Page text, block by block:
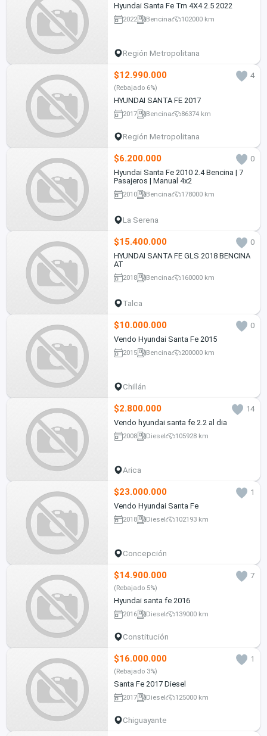
Hyundai Santa Fe Tm 4X4 2.5 2022
2022 Bencina 102000 km
Región Metropolitana
$12.990.000 4
(Rebajado 6%)
HYUNDAI SANTA FE 2017
2017 Bencina 86374 km
Región Metropolitana
$6.200.000
0
Hyundai Santa Fe 2010 2.4 Bencina | 7
Pasajeros | Manual 4x2
2010 Bencina 178000 km
La Serena
$15.400.000
0
HYUNDAI SANTA FE GLS 2018 BENCINA
AT
2018 Bencina 160000 km
Talca
$10.000.000
0
Vendo Hyundai Santa Fe 2015
2015 Bencina 200000 km
Chillán
$2.800.000
14
Vendo hyundai santa fe 2.2 al dia
2008 Diesel 105928 km
Arica
$23.000.000
1
Vendo Hyundai Santa Fe
2018 Diesel 102193 km
Concepción
$14.900.000 7
(Rebajado 5%)
Hyundai santa fe 2016
2016 Diesel 139000 km
Constitución
$16.000.000 1
(Rebajado 3%)
Santa Fe 2017 Diesel
2017 Diesel 125000 km
Chiguayante